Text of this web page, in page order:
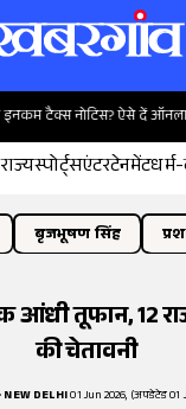
टैक्स नोटिस? ऐसे दें ऑनलाइन
राज्यस्पोर्ट्सएंटरटेनमेंट
बृजभूषण सिंह
तूफान, 12
की चेतावनी
NEW DELHI01 Jun 2026, (अपडेटेड 01